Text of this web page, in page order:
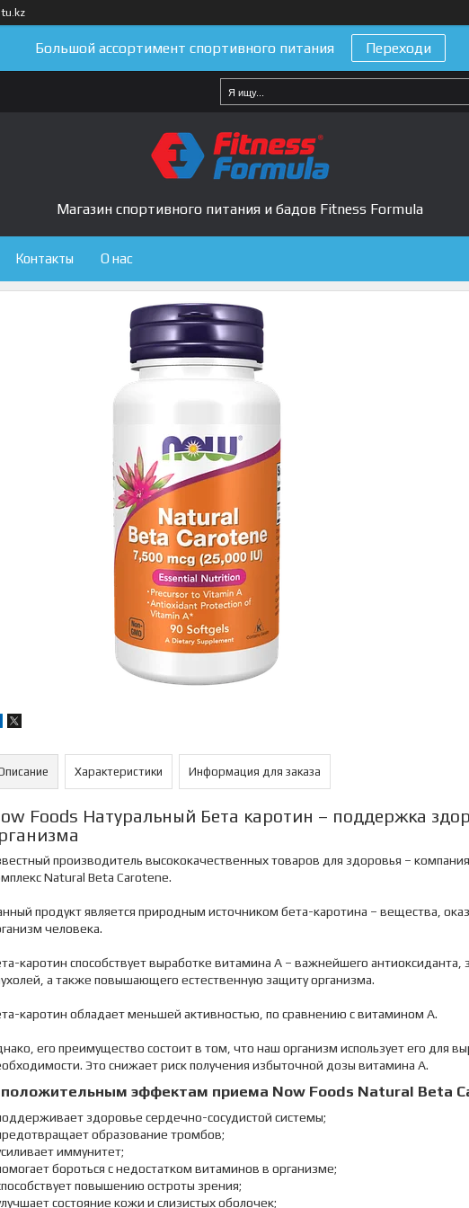
Большой ассортимент спортивного питания Переходи
Магазин спортивного питания и бадов Fitness Formula
Контакты О нас
Характеристики Информация для заказа
Foods Натуральный Бета каротин – поддержка
производитель высококачественных товаров для здоровья –
Natural Beta Carotene.
продукт является природным источником бета-каротина – вещества,
человека.
каротин способствует выработке витамина А – важнейшего
а также повышающего естественную защиту организма.
каротин обладает меньшей активностью, по сравнению с витамином А.
его преимущество состоит в том, что наш организм использует его для
Это снижает риск получения избыточной дозы витамина А.
эффектам приема Now Foods Natural Beta
здоровье сердечно-сосудистой системы;
образование тромбов;
иммунитет;
бороться с недостатком витаминов в организме;
повышению остроты зрения;
состояние кожи и слизистых оболочек;